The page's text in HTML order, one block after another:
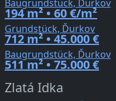
Baugrundstück, Ďurkov
194 m² • 60 €/m²
Grundstück, Ďurkov
712 m² • 45.000 €
Baugrundstück, Ďurkov
511 m² • 75.000 €
Zlatá Idka